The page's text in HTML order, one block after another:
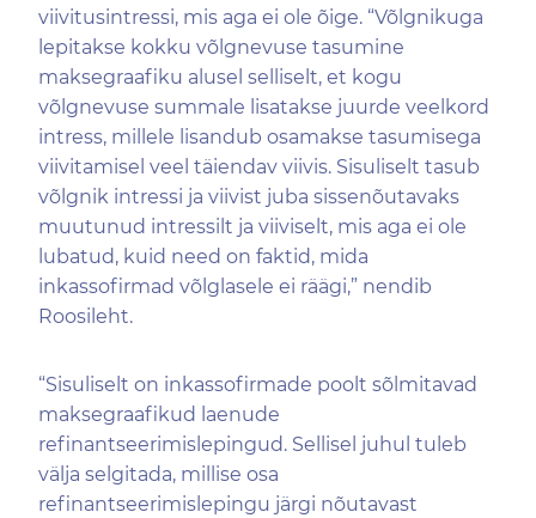
viivitusintressi, mis aga ei ole õige. “Võlgnikuga
lepitakse kokku võlgnevuse tasumine
maksegraafiku alusel selliselt, et kogu
võlgnevuse summale lisatakse juurde veelkord
intress, millele lisandub osamakse tasumisega
viivitamisel veel täiendav viivis. Sisuliselt tasub
võlgnik intressi ja viivist juba sissenõutavaks
muutunud intressilt ja viiviselt, mis aga ei ole
lubatud, kuid need on faktid, mida
inkassofirmad võlglasele ei räägi,” nendib
Roosileht.
“Sisuliselt on inkassofirmade poolt sõlmitavad
maksegraafikud laenude
refinantseerimislepingud. Sellisel juhul tuleb
välja selgitada, millise osa
refinantseerimislepingu järgi nõutavast